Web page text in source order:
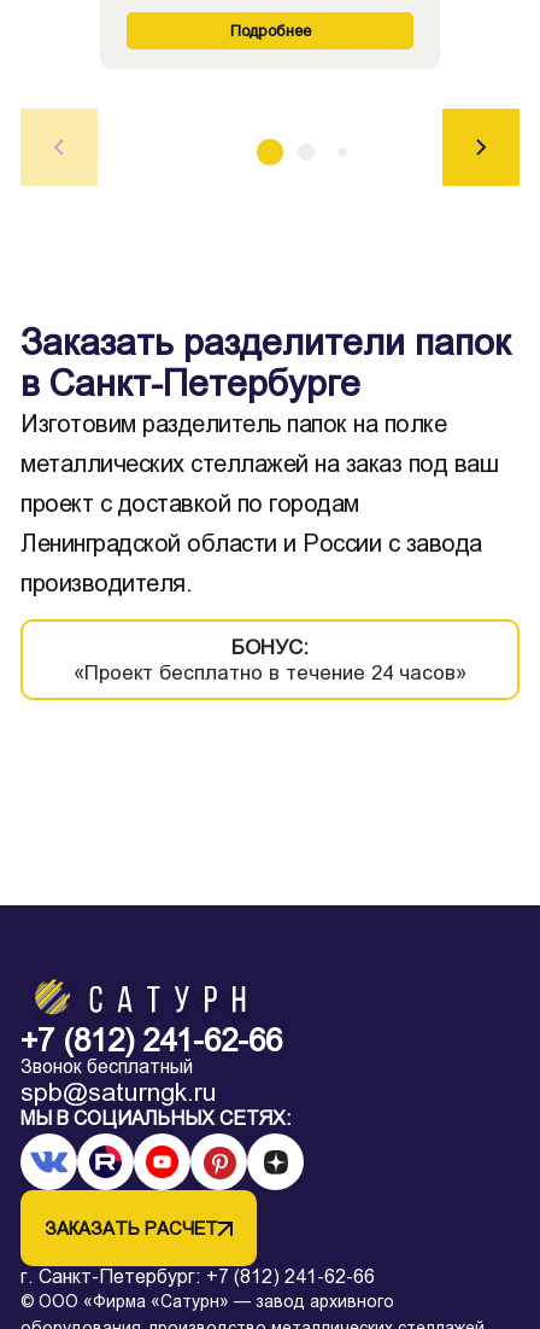
Подробнее
Заказать разделители папок
в Санкт-Петербурге
Изготовим разделитель папок на полке
металлических стеллажей на заказ под ваш
проект с доставкой по городам
Ленинградской области и России с завода
производителя.
БОНУС:
«Проект бесплатно в течение 24 часов»
+7 (812) 241-62-66
Звонок бесплатный
spb@saturngk.ru
МЫ В СОЦИАЛЬНЫХ СЕТЯХ:
ЗАКАЗАТЬ РАСЧЕТ
г. Санкт-Петербург: +7 (812) 241-62-66
© ООО «Фирма «Сатурн» — завод архивного